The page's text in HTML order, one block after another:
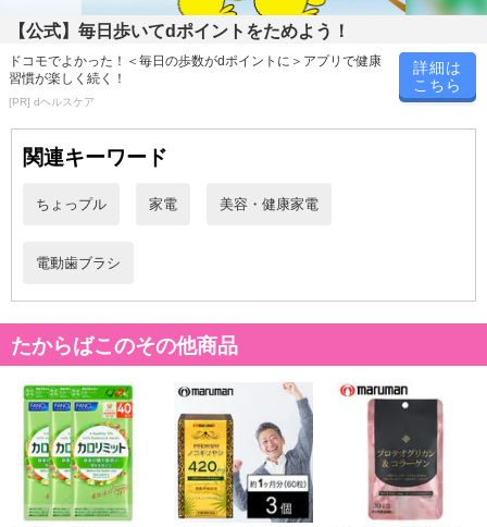
【公式】毎日歩いてdポイントをためよう！
ドコモでよかった！＜毎日の歩数がdポイントに＞アプリで健康
習慣が楽しく続く！
[PR] dヘルスケア
詳細は
こちら
関連キーワード
ちょっプル 家電 美容・健康家電
電動歯ブラシ
たからばこのその他商品